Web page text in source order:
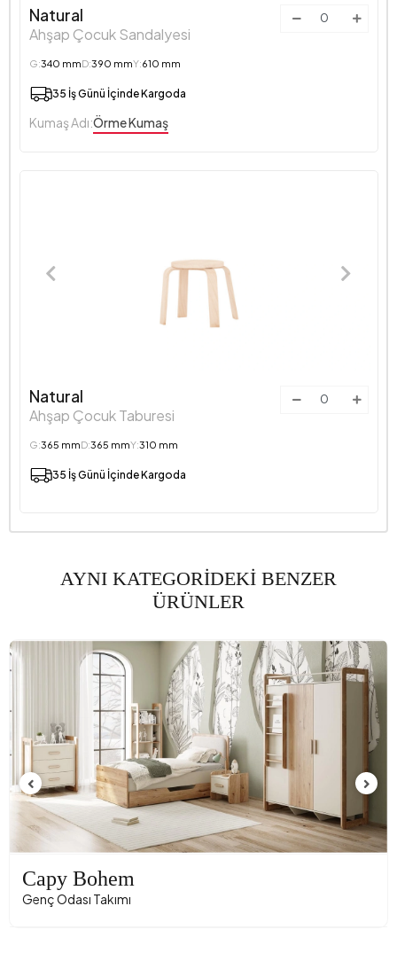
Natural
Ahşap Çocuk Sandalyesi
G:340 mmD:390 mmY:610 mm
35 İş Günü İçinde Kargoda
Kumaş Adı:Örme Kumaş
Natural
Ahşap Çocuk Taburesi
G:365 mmD:365 mmY:310 mm
35 İş Günü İçinde Kargoda
AYNI KATEGORİDEKİ BENZER
ÜRÜNLER
Capy Bohem
Genç Odası Takımı